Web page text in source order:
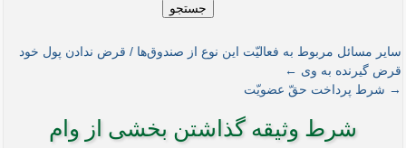
جستجو
سایر مسائل مربوط به فعالیّت این نوع از صندوق‌ها / قرض ندادن پول خود
قرض گیرنده به وی ←
→ شرط پرداخت حقّ عضویّت
شرط وثیقه گذاشتن بخشی از وام